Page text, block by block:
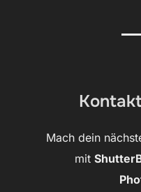
Mach dein
mit